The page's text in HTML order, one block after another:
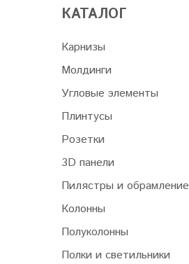
КАТАЛОГ
Карнизы
Молдинги
Угловые элементы
Плинтусы
Розетки
3D панели
Пилястры и обрамление
Колонны
Полуколонны
Полки и светильники